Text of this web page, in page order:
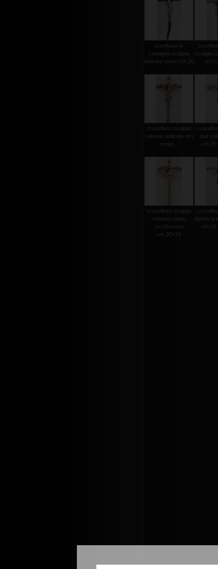
crocifisso in
castagno scolpito
anticato corpo cm.25
scolpito
oro
crocefisso scolpito
colorato anticato oro
corpo...
due
cm.25
crocefisso scolpito
colorato corpo
cm.15 croce
cm.37x19
dipinto a
cm.20